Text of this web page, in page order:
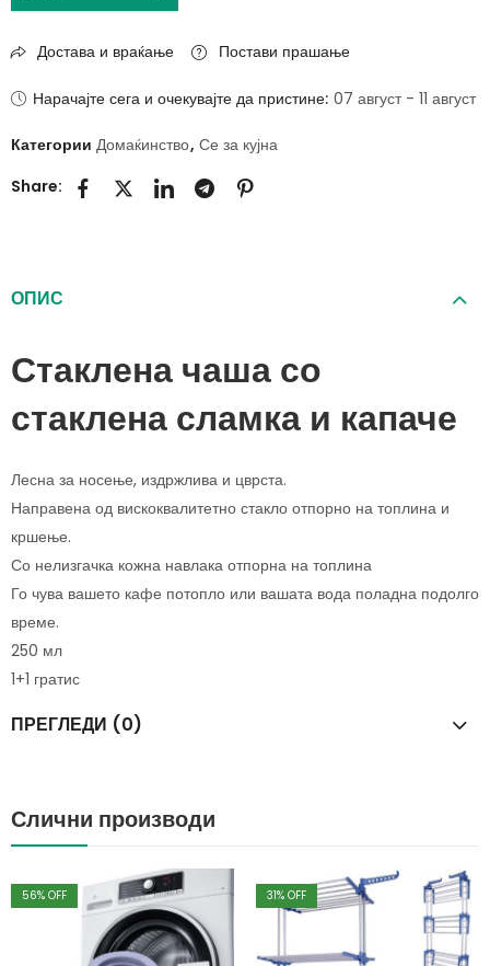
Достава и враќање Постави прашање
Нарачајте сега и очекувајте да пристине: 07 август - 11 август
Категории Домаќинство, Се за кујна
Share:
ОПИС
Стаклена чаша со
стаклена сламка и капаче
Лесна за носење, издржлива и цврста.
Направена од вискоквалитетно стакло отпорно на топлина и
кршење.
Со нелизгачка кожна навлака отпорна на топлина
Го чува вашето кафе потопло или вашата вода поладна подолго
време.
250 мл
1+1 гратис
ПРЕГЛЕДИ (0)
Слични производи
56% OFF 31% OFF